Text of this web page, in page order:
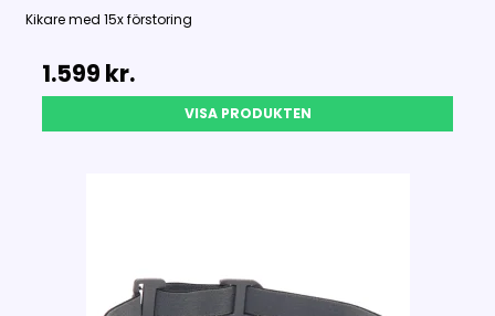
Kikare med 15x förstoring
1.599 kr.
VISA PRODUKTEN